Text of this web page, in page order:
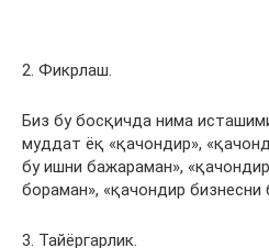
2. Фикрлаш.
Биз бу босқичда нима
муддат ёқ «қачондир»,
бу ишни бажараман»,
бораман», «қачондир бизнесни
3. Тайёргарлик.